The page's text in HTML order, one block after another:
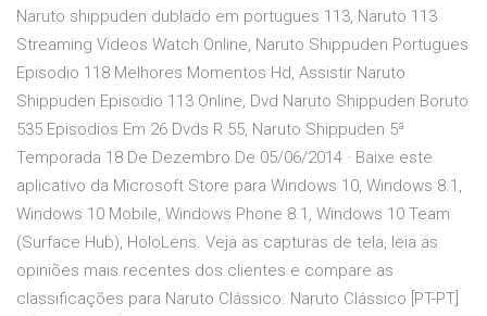
Naruto shippuden dublado em portugues 113, Naruto 113
Streaming Videos Watch Online, Naruto Shippuden Portugues
Episodio 118 Melhores Momentos Hd, Assistir Naruto
Shippuden Episodio 113 Online, Dvd Naruto Shippuden Boruto
535 Episodios Em 26 Dvds R 55, Naruto Shippuden 5ª
Temporada 18 De Dezembro De 05/06/2014 · Baixe este
aplicativo da Microsoft Store para Windows 10, Windows 8.1,
Windows 10 Mobile, Windows Phone 8.1, Windows 10 Team
(Surface Hub), HoloLens. Veja as capturas de tela, leia as
opiniões mais recentes dos clientes e compare as
classificações para Naruto Clássico. Naruto Clássico [PT-PT]